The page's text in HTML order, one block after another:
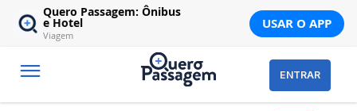
Quero Passagem: Ônibus
e Hotel
Viagem
USAR O APP
ENTRAR